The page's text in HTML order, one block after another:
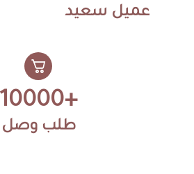
عميل سعيد
10000+
طلب وصل